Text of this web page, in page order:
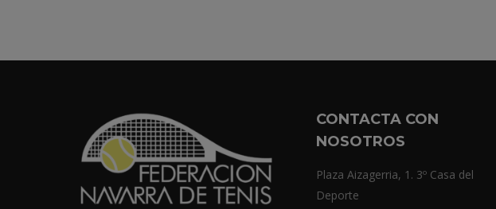
CONTACTA CON
NOSOTROS
Plaza Aizagerria, 1. 3º Casa del
Deporte